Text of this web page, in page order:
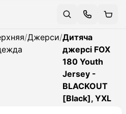
/Джерси/Дитяча
джерсі FOX
180 Youth
Jersey -
BLACKOUT
[Black], YXL